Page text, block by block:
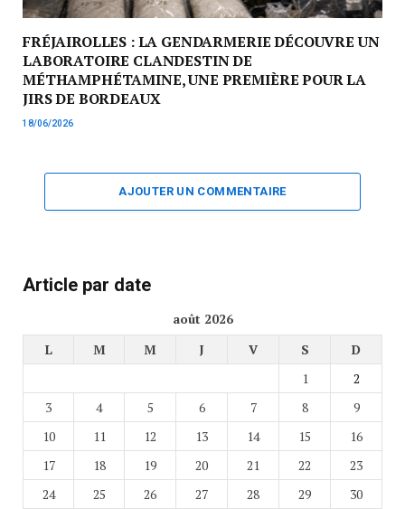
FRÉJAIROLLES : LA GENDARMERIE DÉCOUVRE UN
LABORATOIRE CLANDESTIN DE
MÉTHAMPHÉTAMINE, UNE PREMIÈRE POUR LA
JIRS DE BORDEAUX
18/06/2026
AJOUTER UN COMMENTAIRE
Article par date
août 2026
L
M M J V S
D
1
2
3
4 5 6 7 8
9
10
11 12 13 14 15
16
17
18 19 20 21 22
23
24
25 26 27 28 29
30